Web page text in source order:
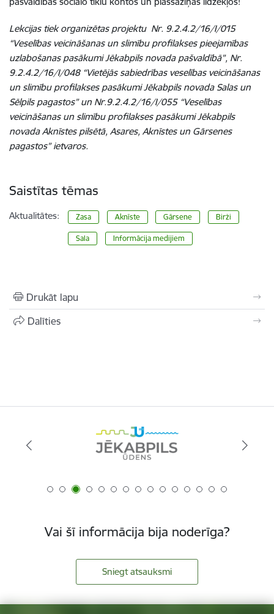
Lekcijas tiek organizētas projektu Nr. 9.2.4.2/16/I/015
“Veselības veicināšanas un slimību profilakses pieejamības
uzlabošanas pasākumi Jēkabpils novada pašvaldībā”, Nr.
9.2.4.2/16/I/048 “Vietējās sabiedrības veselības veicināšanas
un slimību profilakses pasākumi Jēkabpils novada Salas un
Sēlpils pagastos” un Nr.9.2.4.2/16/I/055 “Veselības
veicināšanas un slimību profilakses pasākumi Jēkabpils
novada Aknīstes pilsētā, Asares, Aknīstes un Gārsenes
pagastos”ietvaros.
Saistītas tēmas
Aktualitātes: Zasa Aknīste Gārsene Birži
Sala Informācija medijiem
Drukāt lapu
Dalīties
Vai šī informācija bija noderīga?
Sniegt atsauksmi